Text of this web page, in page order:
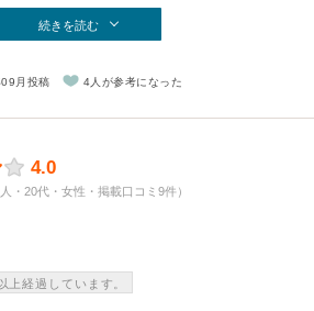
続きを読む
月投稿 4人が参考になった
4.0
・20代・女性・掲載口コミ9件）
上経過しています。